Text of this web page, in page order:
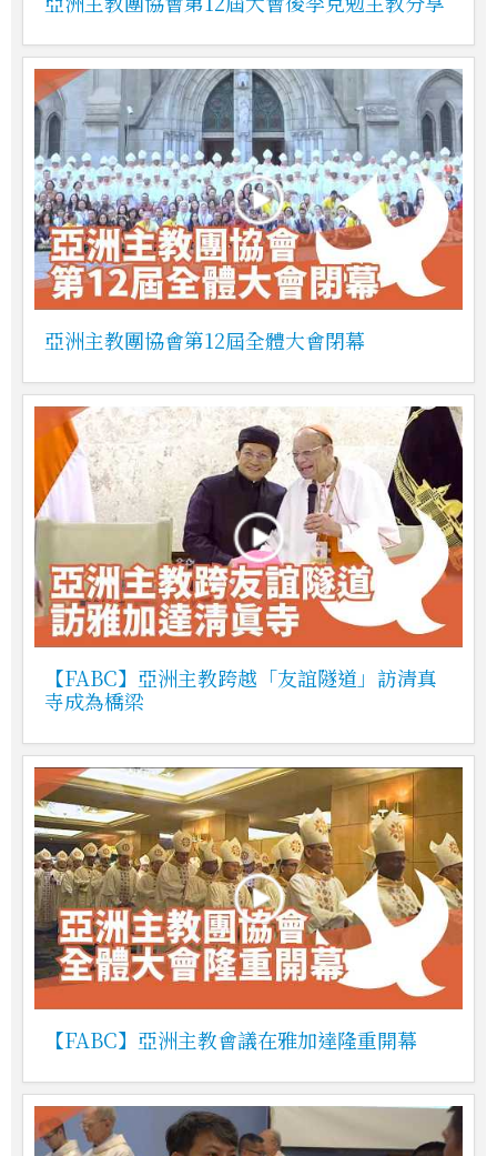
亞洲主教團協會第12屆全體大會閉幕
【FABC】亞洲主教跨越「友誼隧道」訪清真
寺成為橋梁
【FABC】亞洲主教會議在雅加達隆重開幕